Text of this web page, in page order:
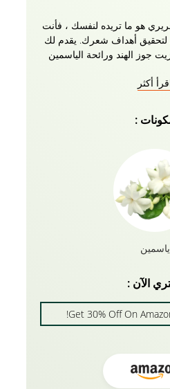
هو ما تريده لنفسك ، فأنت
لتحقيق أهداف شعرك. يقدم لك
جوز الهند ورائحة الياسمين
تساقط الشعر وقشرة الشعر
أيضا عشبي تماما. من وقف
الشعر وتعزيز نمو الشعر ،
أكثر
:
ياسمين
الآن :
Get 30% Off On